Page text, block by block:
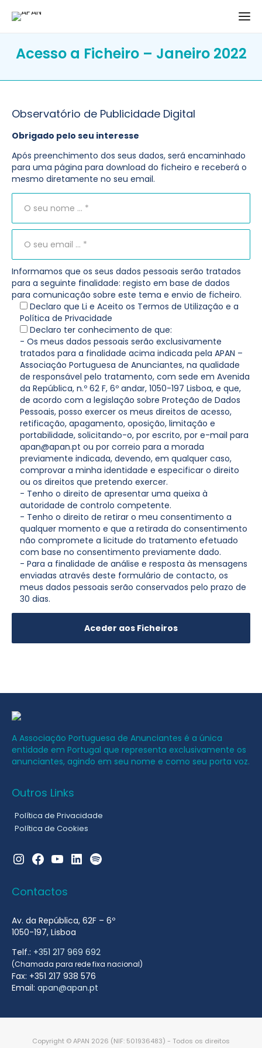
Acesso a Ficheiro – Janeiro 2022
Observatório de Publicidade Digital
Obrigado pelo seu interesse
Após preenchimento dos seus dados, será encaminhado
para uma página para download do ficheiro e receberá o
mesmo diretamente no seu email.
Informamos que os seus dados pessoais serão tratados
para a seguinte finalidade: registo em base de dados
para comunicação sobre este tema e envio de ficheiro.
Declaro que Li e Aceito os Termos de Utilização e a
Política de Privacidade
Declaro ter conhecimento de que:
- Os meus dados pessoais serão exclusivamente
tratados para a finalidade acima indicada pela APAN –
Associação Portuguesa de Anunciantes, na qualidade
de responsável pelo tratamento, com sede em Avenida
da República, n.º 62 F, 6º andar, 1050-197 Lisboa, e que,
de acordo com a legislação sobre Proteção de Dados
Pessoais, posso exercer os meus direitos de acesso,
retificação, apagamento, oposição, limitação e
portabilidade, solicitando-o, por escrito, por e-mail para
apan@apan.pt ou por correio para a morada
previamente indicada, devendo, em qualquer caso,
comprovar a minha identidade e especificar o direito
ou os direitos que pretendo exercer.
- Tenho o direito de apresentar uma queixa à
autoridade de controlo competente.
- Tenho o direito de retirar o meu consentimento a
qualquer momento e que a retirada do consentimento
não compromete a licitude do tratamento efetuado
com base no consentimento previamente dado.
- Para a finalidade de análise e resposta às mensagens
enviadas através deste formulário de contacto, os
meus dados pessoais serão conservados pelo prazo de
30 dias.
A Associação Portuguesa de Anunciantes é a única
entidade em Portugal que representa exclusivamente os
anunciantes, agindo em seu nome e como seu porta voz.
Outros Links
Política de Privacidade
Política de Cookies
Instagram
FacebookYouTubeLinkedInSpotify
Contactos
Av. da República, 62F – 6º
1050-197, Lisboa
Telf.: +351 217 969 692
(Chamada para rede fixa nacional)
Fax: +351 217 938 576
Email: apan@apan.pt
Copyright © APAN 2026 (NIF: 501936483) - Todos os direitos